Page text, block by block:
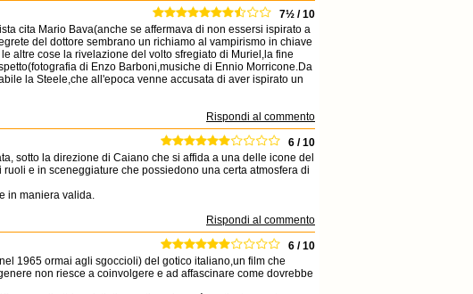
7½ / 10
cita Mario Bava(anche se affermava di non essersi ispirato a
del dottore sembrano un richiamo al vampirismo in chiave
altre cose la rivelazione del volto sfregiato di Muriel,la fine
di Enzo Barboni,musiche di Ennio Morricone.Da
la Steele,che all'epoca venne accusata di aver ispirato un
Rispondi al commento
6 / 10
sotto la direzione di Caiano che si affida a una delle icone del
e in sceneggiature che possiedono una certa atmosfera di
in maniera valida.
Rispondi al commento
6 / 10
1965 ormai agli sgoccioli) del gotico italiano,un film che
non riesce a coinvolgere e ad affascinare come dovrebbe